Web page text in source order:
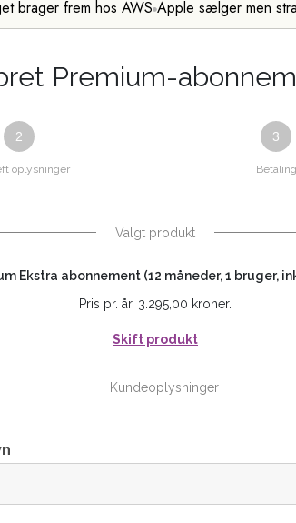
brager frem hos AWS Apple sælger men
Premium-
2
oplysninger
3
Betaling
Valgt produkt
Ekstra abonnement (12 måneder, 1 bruger,
Pris pr. år. 3.295,00 kroner.
Skift produkt
Kundeoplysninger